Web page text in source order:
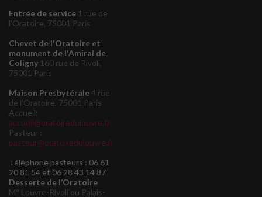
Entrée de service 1 rue de
l'Oratoire, 75001 Paris
Chevet de l'Oratoire et
monument de l'Amiral de
Coligny 160 rue de Rivoli,
75001 Paris
Maison Presbytérale4 rue
de l'Oratoire, 75001 Paris
Accueil:
accueil@oratoiredulouvre.fr
Pasteur :
pasteur@oratoiredulouvre.fr
Téléphone pasteurs : 06 61
20 81 54 et 06 28 43 14 87
Desserte de l’Oratoire
M° Louvre-Rivoli ou Palais-